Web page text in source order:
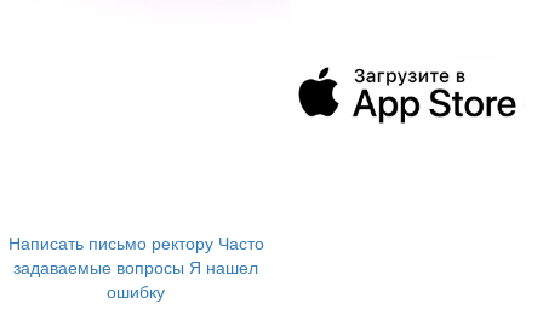
Написать письмо ректору Часто
задаваемые вопросы Я нашел
ошибку